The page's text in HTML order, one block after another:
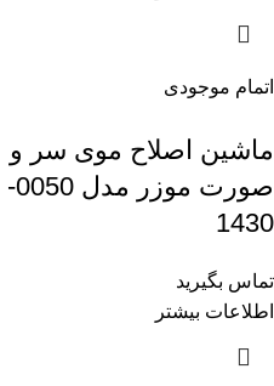
اتمام موجودی
ماشین اصلاح موی سر و
صورت موزر مدل 0050-
1430
تماس بگیرید
اطلاعات بیشتر